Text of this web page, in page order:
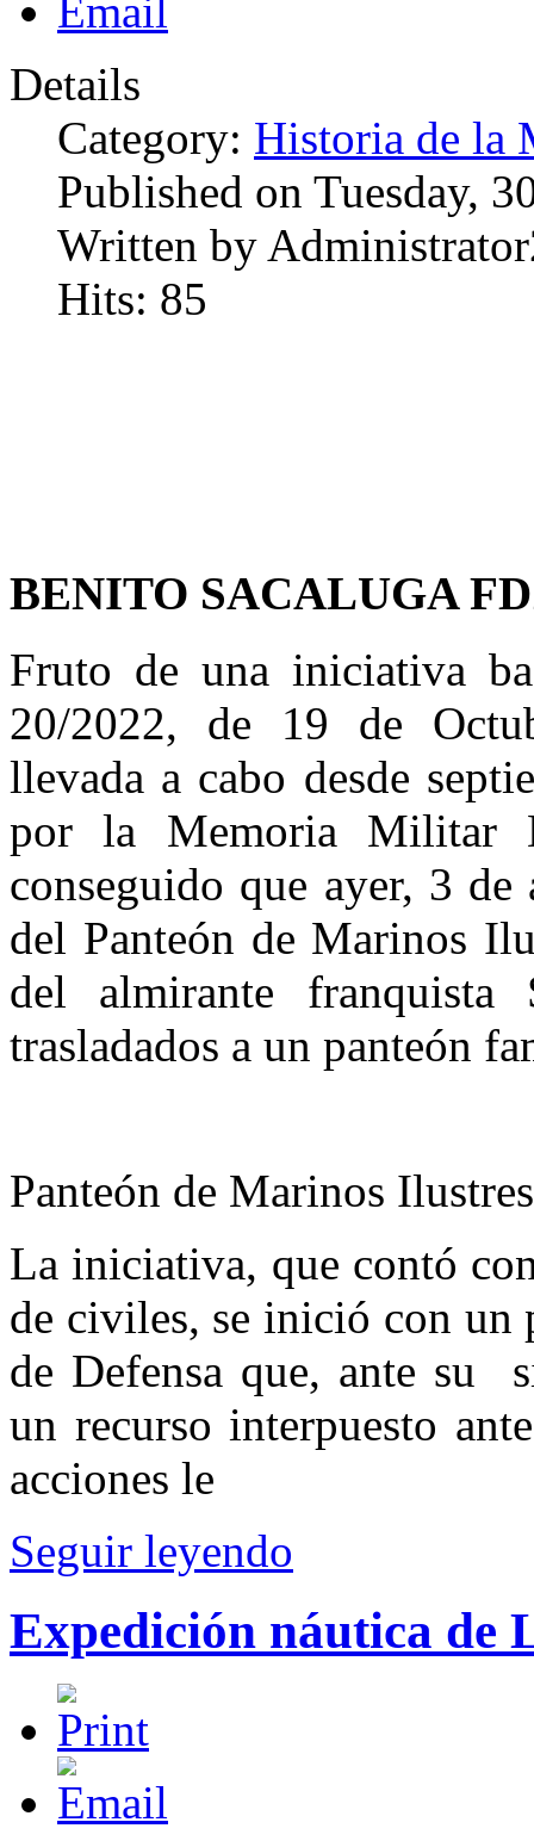
Details
Category: Historia de la
Published on Tuesday,
Written by
Hits: 85
BENITO SACALUGA
Fruto de una iniciativa
20/2022, de 19 de
llevada a cabo desde
por la Memoria Militar
conseguido que ayer, 3 de
del Panteón de Marinos
del almirante franquista
trasladados a un panteón
Panteón de Marinos
La iniciativa, que contó
de civiles, se inició con un
de Defensa que, ante su
un recurso interpuesto
acciones le
Seguir leyendo
Expedición náutica de